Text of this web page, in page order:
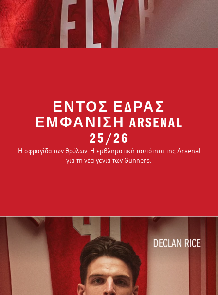
ΕΝΤΟΣ ΕΔΡΑΣ
ΕΜΦΑΝΙΣΗ ARSENAL
25/26
Η σφραγίδα των θρύλων. Η εμβληματική ταυτότητα της Arsenal
για τη νέα γενιά των Gunners.